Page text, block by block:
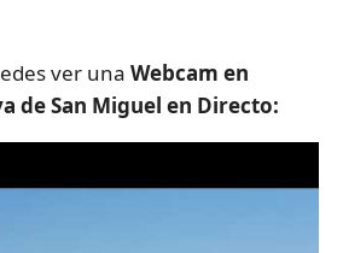
ver una Webcam en
de San Miguel en Directo: